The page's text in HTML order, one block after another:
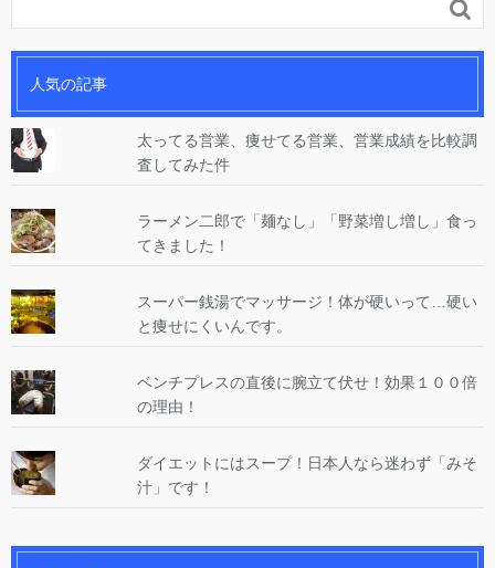

人気の記事
太ってる営業、痩せてる営業、営業成績を比較調
査してみた件
ラーメン二郎で「麺なし」「野菜増し増し」食っ
てきました！
スーパー銭湯でマッサージ！体が硬いって…硬い
と痩せにくいんです。
ベンチプレスの直後に腕立て伏せ！効果１００倍
の理由！
ダイエットにはスープ！日本人なら迷わず「みそ
汁」です！